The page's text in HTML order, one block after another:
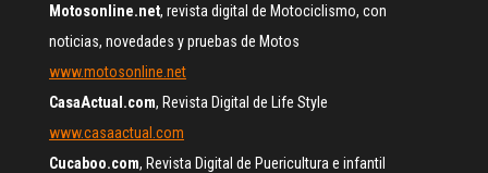
Motosonline.net, revista digital de Motociclismo, con
noticias, novedades y pruebas de Motos
www.motosonline.net
CasaActual.com, Revista Digital de Life Style
www.casaactual.com
Cucaboo.com, Revista Digital de Puericultura e infantil